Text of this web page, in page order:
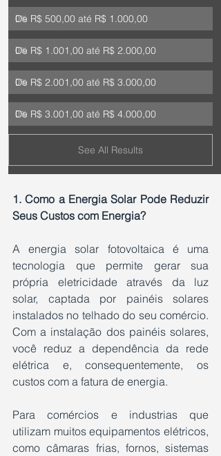
0%
De R$ 500,00 até R$ 1.000,00
0%
De R$ 1.001,00 até R$ 2.000,00
0%
De R$ 2.001,00 até R$ 3.000,00
0%
De R$ 3.001,00 até R$ 4.000,00
See All Results
1. Como a Energia Solar Pode Reduzir
Seus Custos com Energia?
A energia solar fotovoltaica é uma
tecnologia que permite gerar sua
própria eletricidade através da luz
solar, captada por painéis solares
instalados no telhado do seu comércio.
Com a instalação dos painéis solares,
você reduz a dependência da rede
elétrica e, consequentemente, os
custos com a fatura de energia.
Para comércios e industrias que
utilizam muitos equipamentos elétricos,
como câmaras frias, fornos, sistemas